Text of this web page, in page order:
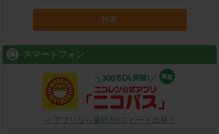
検索
スマートフォン
⇒ アプリなら最短3分スピード出発！